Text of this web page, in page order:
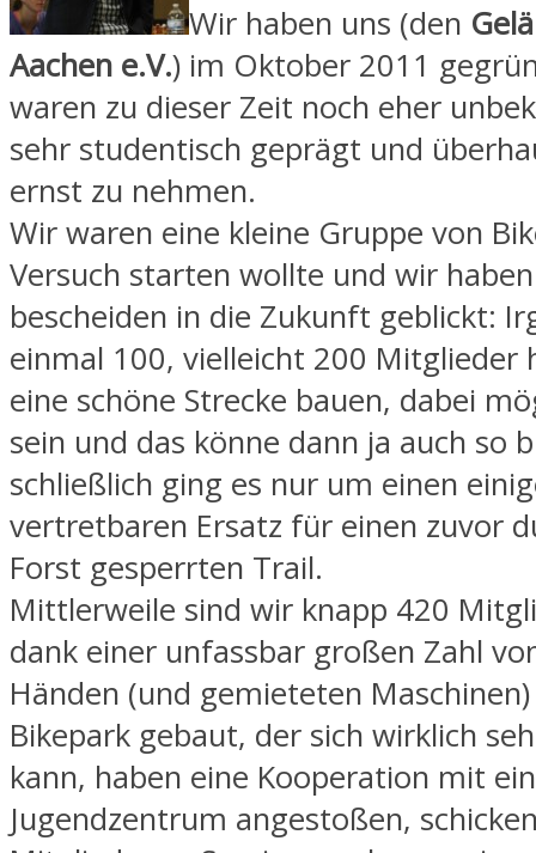
Wir haben uns (den
Aachen e.V.) im Oktober 2011
waren zu dieser Zeit noch eher
sehr studentisch geprägt und
ernst zu nehmen.
Wir waren eine kleine Gruppe von
Versuch starten wollte und wir
bescheiden in die Zukunft geblickt:
einmal 100, vielleicht 200 Mitglieder
eine schöne Strecke bauen, dabei
sein und das könne dann ja auch so
schließlich ging es nur um einen
vertretbaren Ersatz für einen zuvor
Forst gesperrten Trail.
Mittlerweile sind wir knapp 420
dank einer unfassbar großen Zahl
Händen (und gemieteten
Bikepark gebaut, der sich wirklich
kann, haben eine Kooperation mit
Jugendzentrum angestoßen,